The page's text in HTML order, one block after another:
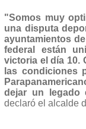
"Somos muy
una disputa
ayuntamientos
federal están
victoria el día 10.
las condiciones
dejar un legado
declaró el alcalde